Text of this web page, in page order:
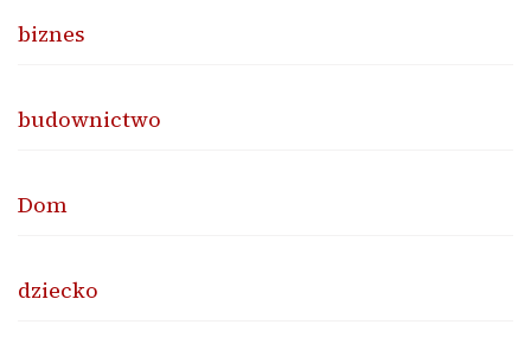
biznes
budownictwo
Dom
dziecko